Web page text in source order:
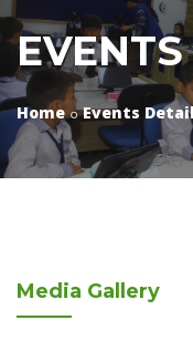
Home Events
Media Gallery